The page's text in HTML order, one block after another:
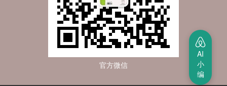
官方微信
AI
小
编